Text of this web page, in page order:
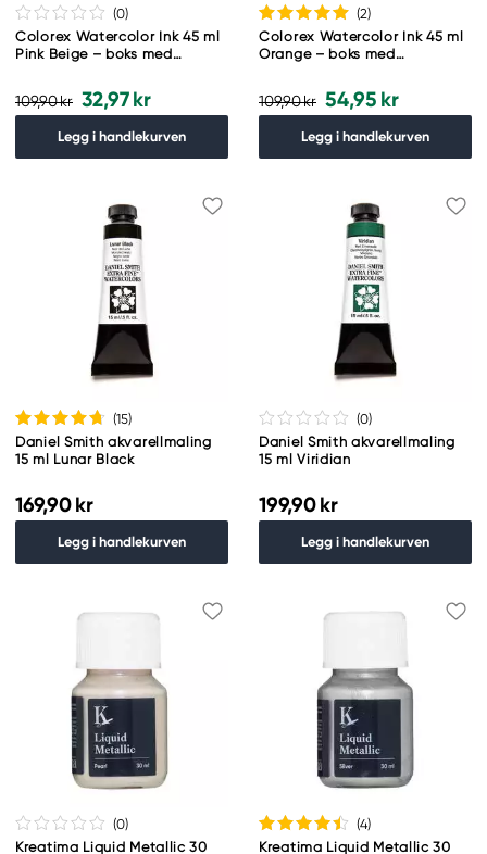
(0)
Colorex Watercolor Ink 45 ml
Pink Beige – boks med
109,90 kr 32,97 kr
Legg i handlekurven
(2)
Colorex Watercolor Ink 45 ml
Orange – boks med
109,90 kr 54,95 kr
Legg i handlekurven
(15)
Daniel Smith akvarellmaling
15 ml Lunar Black
169,90 kr
Legg i handlekurven
(0)
Daniel Smith akvarellmaling
15 ml Viridian
199,90 kr
Legg i handlekurven
(0)
Kreatima Liquid Metallic 30
(4)
Kreatima Liquid Metallic 30